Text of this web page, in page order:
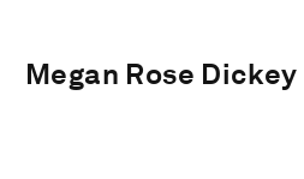
Megan Rose Dickey